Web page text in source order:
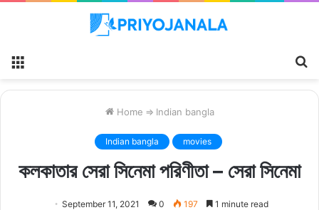
Home ⇒ Indian bangla
Indian bangla movies
কলকাতার সেরা সিনেমা পরিণীতা – সেরা সিনেমা
September 11, 2021 0 197 1 minute read